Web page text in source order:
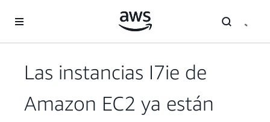
Las instancias I7ie de
Amazon EC2 ya están